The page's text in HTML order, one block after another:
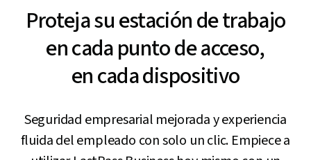
Proteja su estación de trabajo
en cada punto de acceso,
en cada dispositivo
Seguridad empresarial mejorada y experiencia
fluida del empleado con solo un clic. Empiece a